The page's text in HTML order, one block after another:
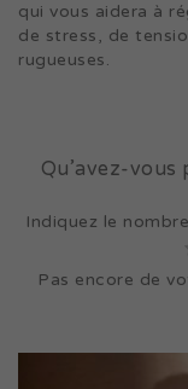
qui vous aidera à
de stress, de
rugueuses.
Qu’avez-
Indiquez le
Pas encore de